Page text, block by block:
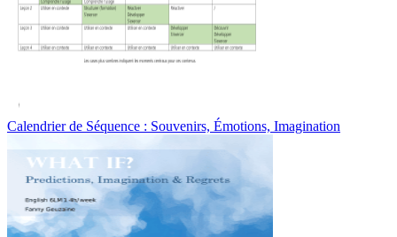
Calendrier de Séquence : Souvenirs, Émotions, Imagination